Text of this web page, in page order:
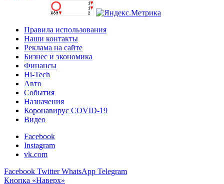
Правила использования
Наши контакты
Реклама на сайте
Бизнес и экономика
Финансы
Hi-Tech
Авто
События
Назначения
Коронавирус COVID-19
Видео
Facebook
Instagram
vk.com
Facebook Twitter WhatsApp Telegram
Кнопка «Наверх»